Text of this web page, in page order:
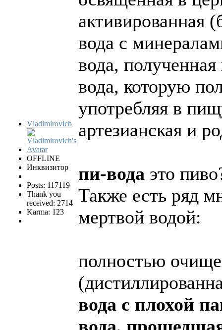
Vladimirovich
OFFLINE
Инквизитор
Posts: 117119
Thank you
received: 2714
Karma: 123
активированная
вода с
вода, полученная
вода, которую
употребляя в
артезианская и
пи-вода это
Также есть ряд
мертвой водой:
полностью
вода с плохой